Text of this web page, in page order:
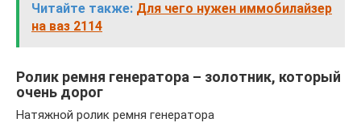
Читайте также: Для чего нужен иммобилайзер
на ваз 2114
Ролик ремня генератора – золотник, который
очень дорог
Натяжной ролик ремня генератора